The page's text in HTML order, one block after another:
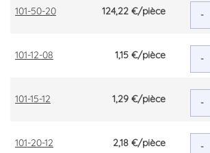
101-50-20 124,22 €/pièce -
101-12-08 1,15 €/pièce -
101-15-12 1,29 €/pièce -
101-20-12 2,18 €/pièce -